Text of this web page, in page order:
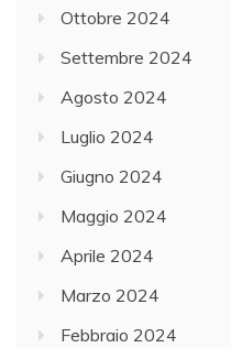
Ottobre 2024
Settembre 2024
Agosto 2024
Luglio 2024
Giugno 2024
Maggio 2024
Aprile 2024
Marzo 2024
Febbraio 2024